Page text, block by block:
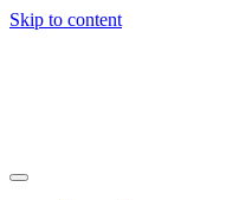
Skip to content